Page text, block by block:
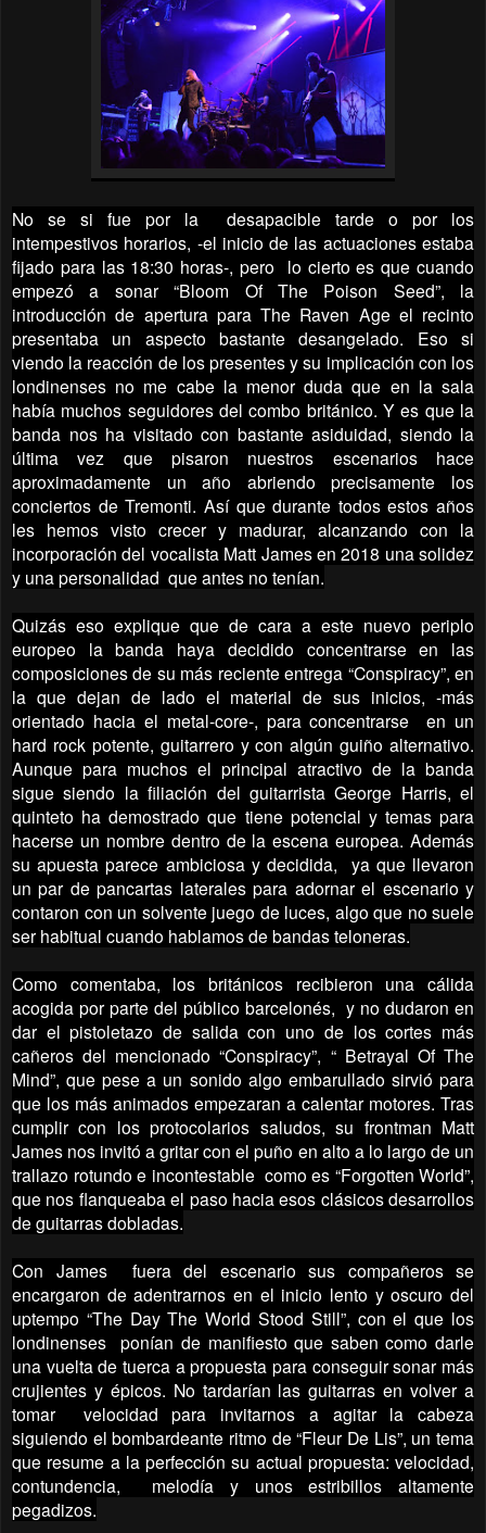
No se si fue por la desapacible tarde o por los
intempestivos horarios, -el inicio de las actuaciones estaba
fijado para las 18:30 horas-, pero lo cierto es que cuando
empezó a sonar “Bloom Of The Poison Seed”, la
introducción de apertura para The Raven Age el recinto
presentaba un aspecto bastante desangelado. Eso si
viendo la reacción de los presentes y su implicación con los
londinenses no me cabe la menor duda que en la sala
había muchos seguidores del combo británico. Y es que la
banda nos ha visitado con bastante asiduidad, siendo la
última vez que pisaron nuestros escenarios hace
aproximadamente un año abriendo precisamente los
conciertos de Tremonti. Así que durante todos estos años
les hemos visto crecer y madurar, alcanzando con la
incorporación del vocalista Matt James en 2018 una solidez
y una personalidad que antes no tenían.
Quizás eso explique que de cara a este nuevo periplo
europeo la banda haya decidido concentrarse en las
composiciones de su más reciente entrega “Conspiracy”, en
la que dejan de lado el material de sus inicios, -más
orientado hacia el metal-core-, para concentrarse en un
hard rock potente, guitarrero y con algún guiño alternativo.
Aunque para muchos el principal atractivo de la banda
sigue siendo la filiación del guitarrista George Harris, el
quinteto ha demostrado que tiene potencial y temas para
hacerse un nombre dentro de la escena europea. Además
su apuesta parece ambiciosa y decidida, ya que llevaron
un par de pancartas laterales para adornar el escenario y
contaron con un solvente juego de luces, algo que no suele
ser habitual cuando hablamos de bandas teloneras.
Como comentaba, los británicos recibieron una cálida
acogida por parte del público barcelonés, y no dudaron en
dar el pistoletazo de salida con uno de los cortes más
cañeros del mencionado “Conspiracy”, “ Betrayal Of The
Mind”, que pese a un sonido algo embarullado sirvió para
que los más animados empezaran a calentar motores. Tras
cumplir con los protocolarios saludos, su frontman Matt
James nos invitó a gritar con el puño en alto a lo largo de un
trallazo rotundo e incontestable como es “Forgotten World”,
que nos flanqueaba el paso hacia esos clásicos desarrollos
de guitarras dobladas.
Con James fuera del escenario sus compañeros se
encargaron de adentrarnos en el inicio lento y oscuro del
uptempo “The Day The World Stood Still”, con el que los
londinenses ponían de manifiesto que saben como darle
una vuelta de tuerca a propuesta para conseguir sonar más
crujientes y épicos. No tardarían las guitarras en volver a
tomar velocidad para invitarnos a agitar la cabeza
siguiendo el bombardeante ritmo de “Fleur De Lis”, un tema
que resume a la perfección su actual propuesta: velocidad,
contundencia, melodía y unos estribillos altamente
pegadizos.